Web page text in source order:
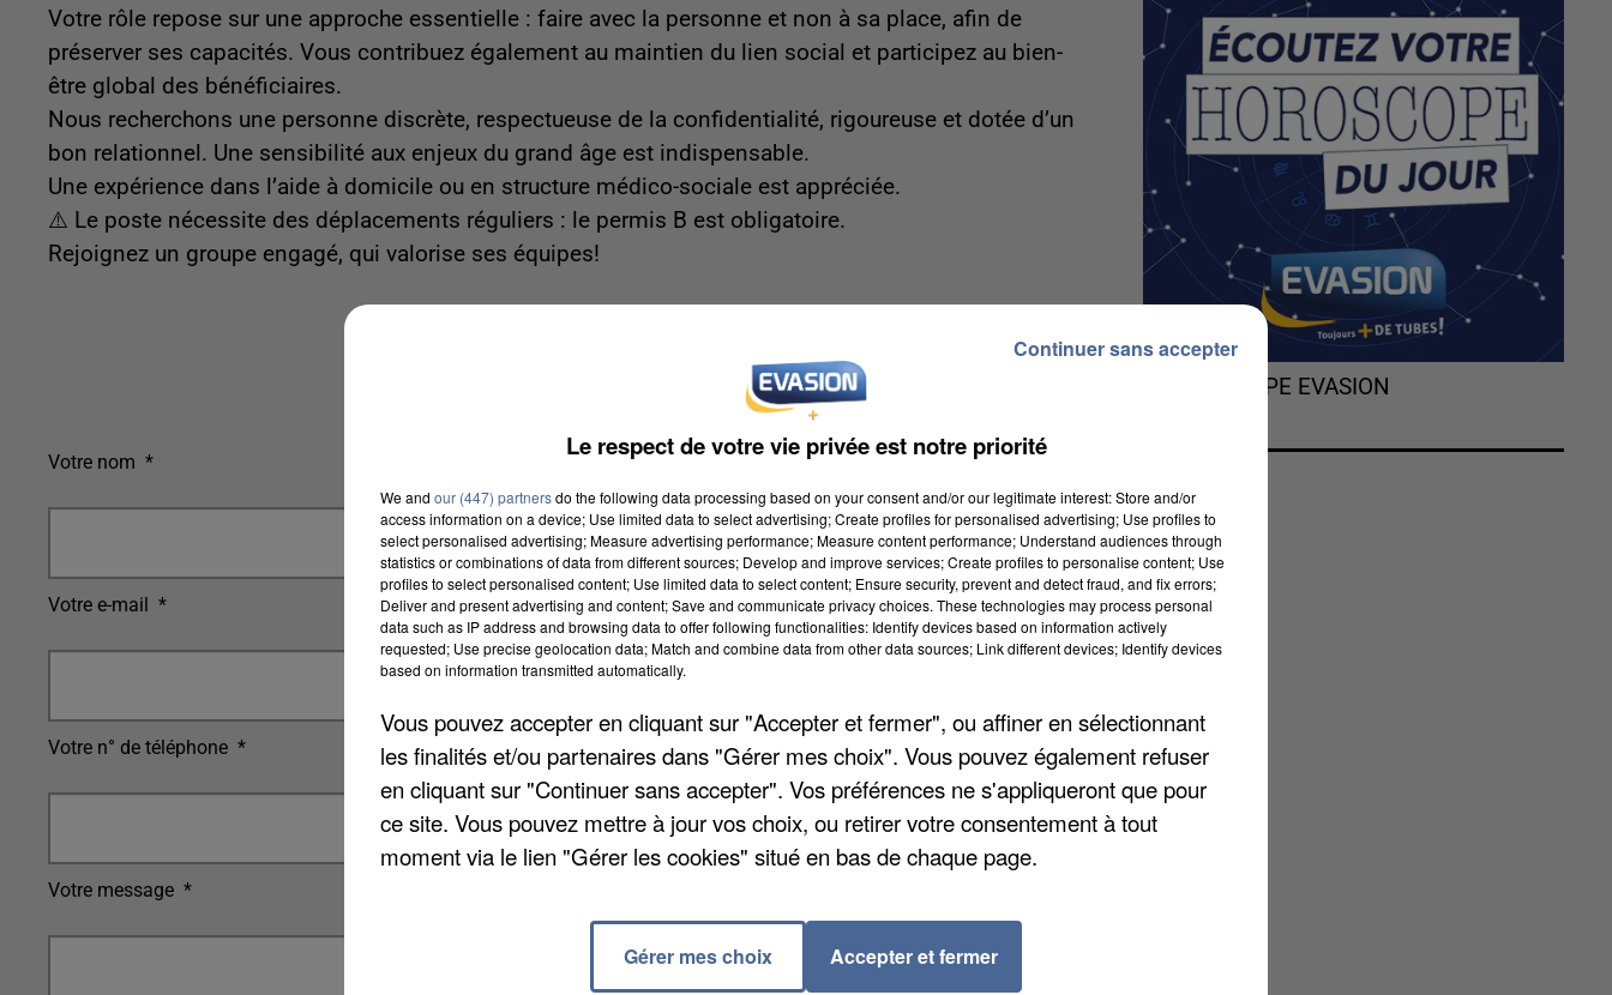
Votre rôle repose sur une approche essentielle : faire avec la personne et non à sa place, afin de
préserver ses capacités. Vous contribuez également au maintien du lien social et participez au bien-
être global des bénéficiaires.
Nous recherchons une personne discrète, respectueuse de la confidentialité, rigoureuse et dotée d’un
bon relationnel. Une sensibilité aux enjeux du grand âge est indispensable.
Une expérience dans l’aide à domicile ou en structure médico-sociale est appréciée.
⚠️ Le poste nécessite des déplacements réguliers : le permis B est obligatoire.
Rejoignez un groupe engagé, qui valorise ses équipes!
Votre nom *
Votre e-mail *
Votre n° de téléphone *
Votre message *
L'HOROSCOPE EVASION
Le respect de votre vie privée est notre priorité
We and our (447) partnersdo the following data processing based on your consent and/or our legitimate interest: Store and/or
access information on a device; Use limited data to select advertising; Create profiles for personalised advertising; Use profiles to
select personalised advertising; Measure advertising performance; Measure content performance; Understand audiences through
statistics or combinations of data from different sources; Develop and improve services; Create profiles to personalise content; Use
profiles to select personalised content; Use limited data to select content; Ensure security, prevent and detect fraud, and fix errors;
Deliver and present advertising and content; Save and communicate privacy choices. These technologies may process personal
data such as IP address and browsing data to offer following functionalities: Identify devices based on information actively
requested; Use precise geolocation data; Match and combine data from other data sources; Link different devices; Identify devices
based on information transmitted automatically.
Vous pouvez accepter en cliquant sur "Accepter et fermer", ou affiner en sélectionnant
les finalités et/ou partenaires dans "Gérer mes choix". Vous pouvez également refuser
en cliquant sur "Continuer sans accepter". Vos préférences ne s'appliqueront que pour
ce site. Vous pouvez mettre à jour vos choix, ou retirer votre consentement à tout
moment via le lien "Gérer les cookies" situé en bas de chaque page.
Gérer mes choix Accepter et fermer
Continuer sans accepter